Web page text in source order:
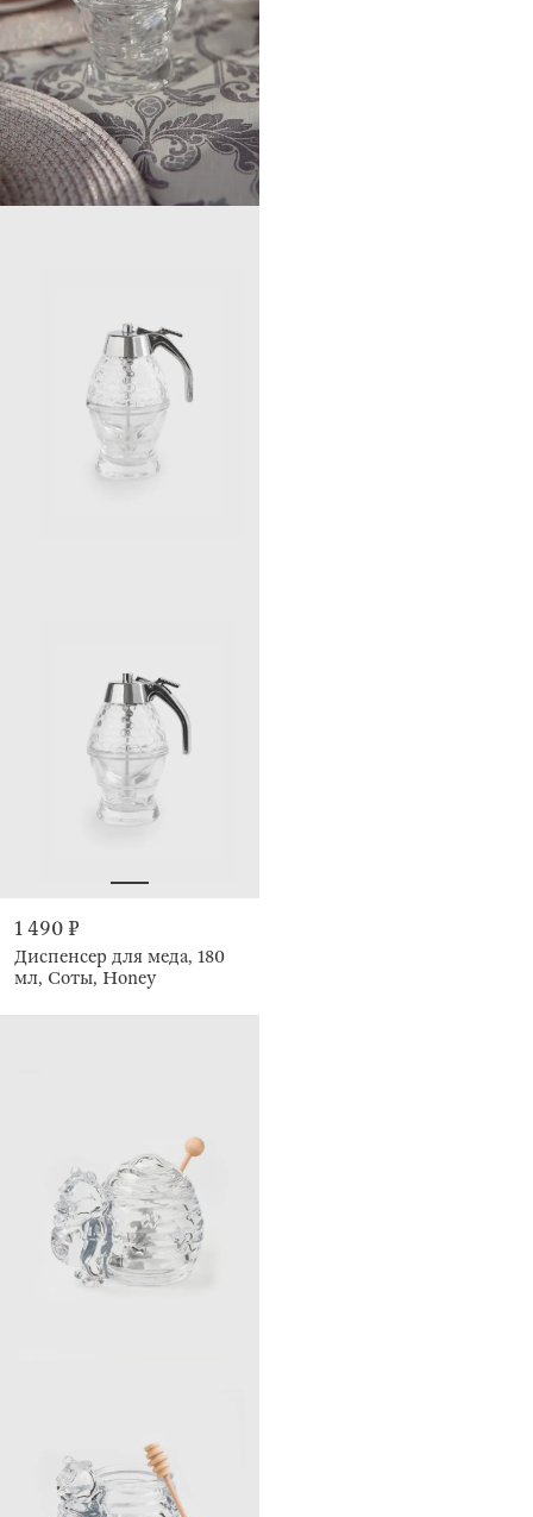
1 490 ₽
Диспенсер для меда, 180
мл, Соты, Honey